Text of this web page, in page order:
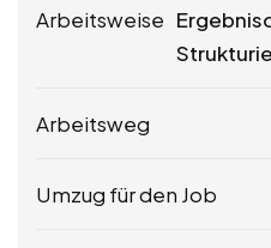
Arbeitsweise
Arbeitsweg
Umzug für den Job